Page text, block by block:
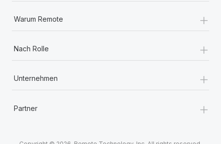
Warum Remote +
Nach Rolle +
Unternehmen +
Partner +